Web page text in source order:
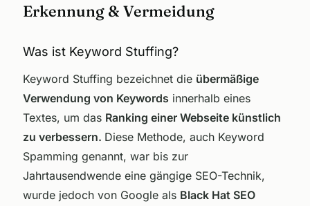
Erkennung & Vermeidung
Was ist Keyword Stuffing?
Keyword Stuffing bezeichnet die übermäßige
Verwendung von Keywords innerhalb eines
Textes, um das Ranking einer Webseite künstlich
zu verbessern. Diese Methode, auch Keyword
Spamming genannt, war bis zur
Jahrtausendwende eine gängige SEO-Technik,
wurde jedoch von Google als Black Hat SEO